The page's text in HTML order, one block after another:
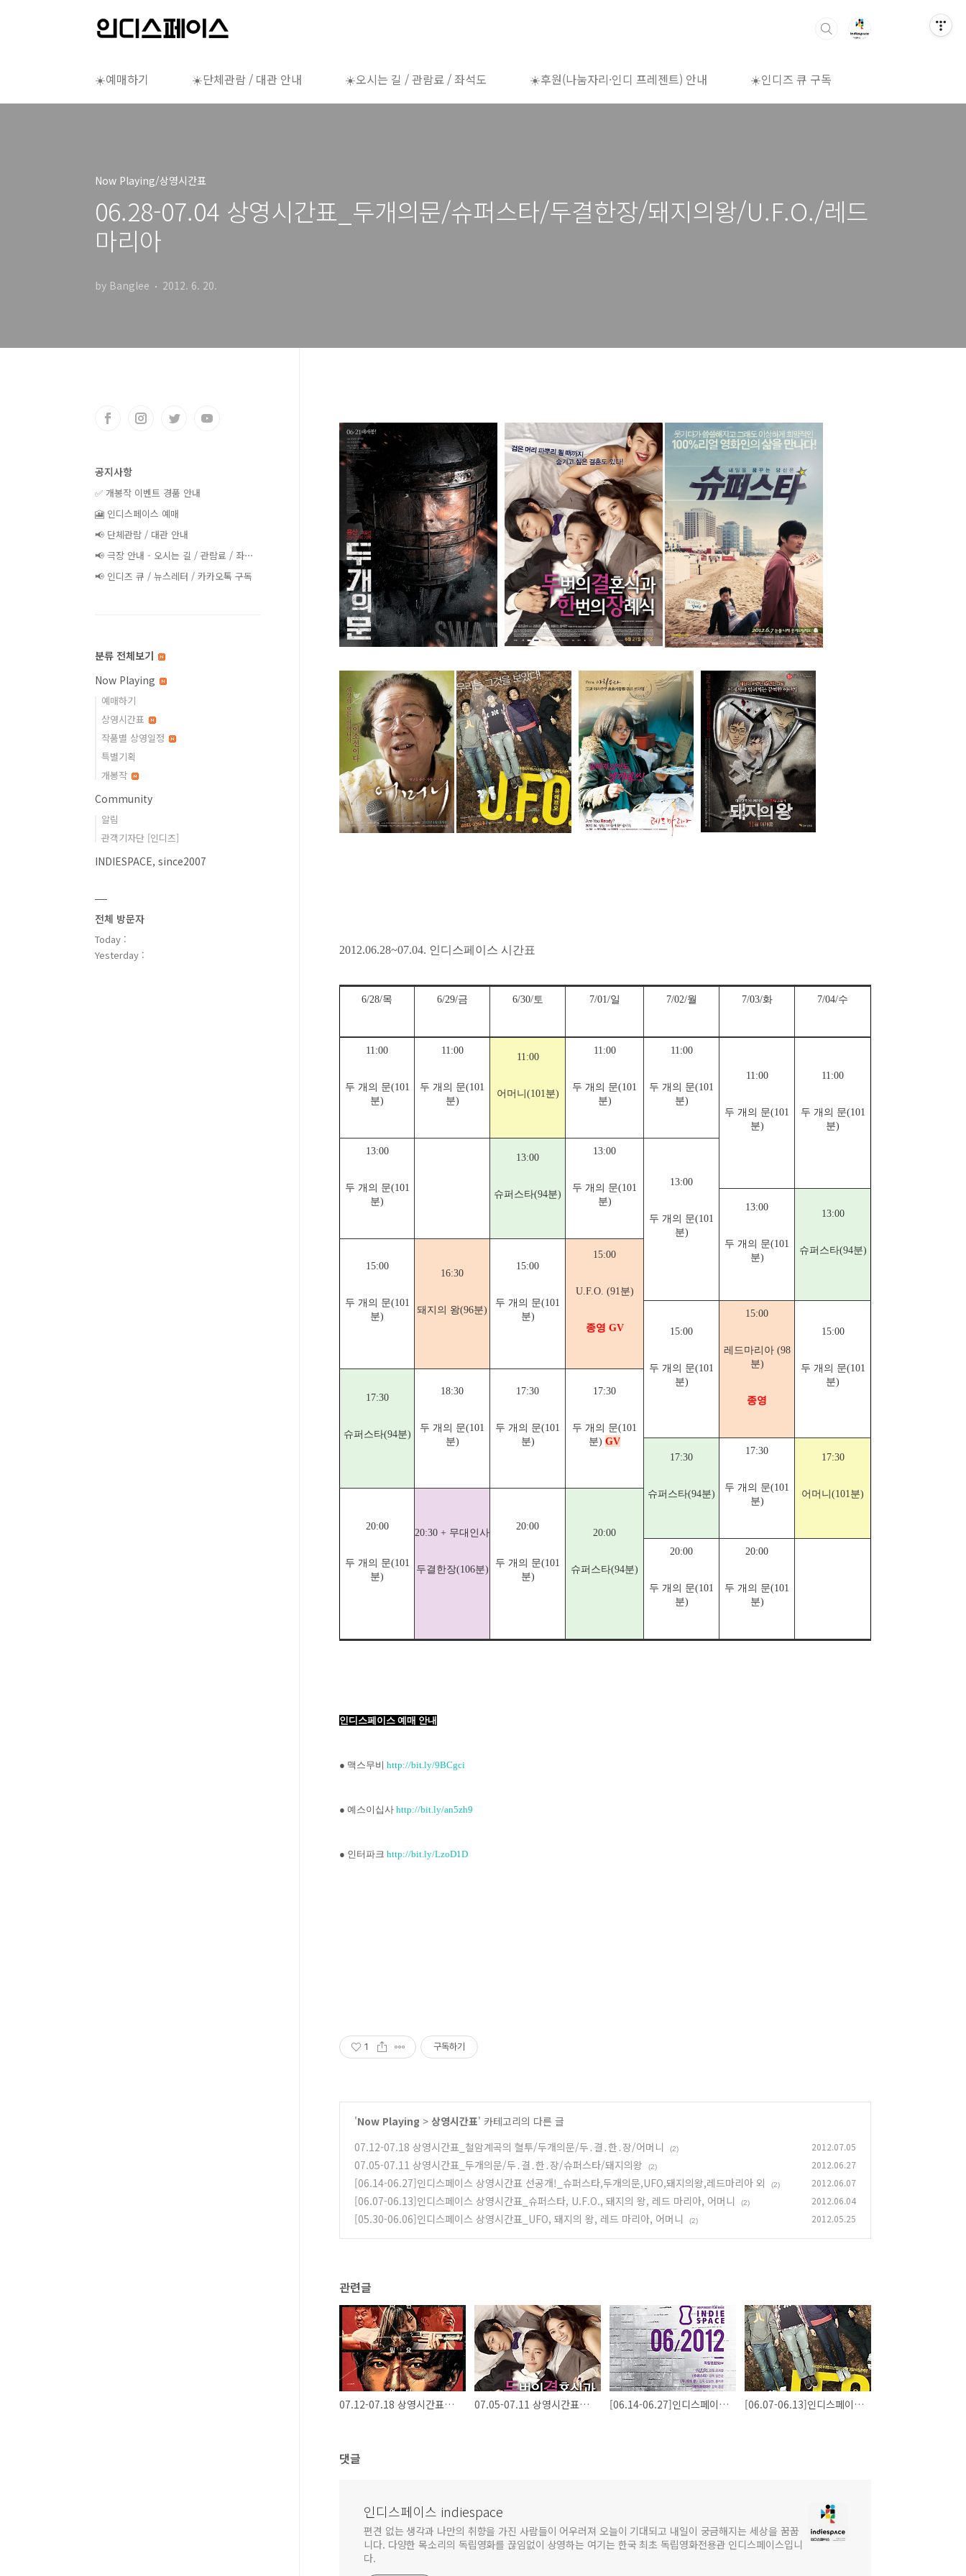
☀️예매하기 ☀️단체관람 / 대관 안내 ☀️오시는 길 / 관람료 / 좌석도 ☀️후원(나눔자리·인디 프레젠트) 안내 ☀️인디즈 큐 구독
Now Playing/상영시간표
06.28-07.04 상영시간표_두개의문/슈퍼스타/두결한장/돼지의왕/U.F.O./레드
마리아
by Banglee 2012. 6. 20.
2012.06.28~07.04. 인디스페이스 시간표
6/28/목 6/29/금 6/30/토 7/01/일 7/02/월 7/03/화 7/04/수
11:00
두 개의 문(101
분)
11:00
두 개의 문(101
분)
11:00
어머니(101분)
11:00
두 개의 문(101
분)
11:00
두 개의 문(101
분)
11:00
두 개의 문(101
분)
11:00
두 개의 문(101
분)
13:00
두 개의 문(101
분)
13:00
슈퍼스타(94분)
13:00
두 개의 문(101
분)
13:00
두 개의 문(101
분)
13:00
두 개의 문(101
분)
13:00
슈퍼스타(94분)
15:00
두 개의 문(101
분)
16:30
돼지의 왕(96분)
15:00
두 개의 문(101
분)
15:00
U.F.O. (91분)
종영 GV 15:00
두 개의 문(101
분)
15:00
레드마리아 (98
분)
종영
15:00
두 개의 문(101
분)
17:30
슈퍼스타(94분)
18:30
두 개의 문(101
분)
17:30
두 개의 문(101
분)
17:30
두 개의 문(101
분) GV
17:30
슈퍼스타(94분)
17:30
두 개의 문(101
분)
17:30
어머니(101분)
20:00
두 개의 문(101
분)
20:30 + 무대인사
두결한장(106분)
20:00
두 개의 문(101
분)
20:00
슈퍼스타(94분)
20:00
두 개의 문(101
분)
20:00
두 개의 문(101
분)
인디스페이스 예매 안내
● 맥스무비 http://bit.ly/9BCgci
● 예스이십사 http://bit.ly/an5zh9
● 인터파크 http://bit.ly/LzoD1D
1 구독하기
'Now Playing > 상영시간표' 카테고리의 다른 글
07.12-07.18 상영시간표_철암계곡의 혈투/두개의문/두․결․한․장/어머니
(2) 2012.07.05
07.05-07.11 상영시간표_두개의문/두․결․한․장/슈퍼스타/돼지의왕 (2) 2012.06.27
[06.14-06.27]인디스페이스 상영시간표 선공개!_슈퍼스타,두개의문,UFO,돼지의왕,레드마리아 외 (2) 2012.06.07
[06.07-06.13]인디스페이스 상영시간표_슈퍼스타, U.F.O., 돼지의 왕, 레드 마리아, 어머니 (2) 2012.06.04
[05.30-06.06]인디스페이스 상영시간표_UFO, 돼지의 왕, 레드 마리아, 어머니 (2) 2012.05.25
관련글
07.12-07.18 상영시간표_철암계곡의 혈투/두개의문/두․결․한․장/어머니 07.05-07.11 상영시간표_두개의문/두․결․한․장/슈퍼스타/돼지의왕 [06.14-06.27]인디스페이스 상영시간표 선공개!_슈퍼스타,두개의문,UFO,돼지의왕,레드마리아 외 [06.07-06.13]인디스페이스 상영시간표_슈퍼스타, U.F.O., 돼지의 왕, 레드 마리아, 어머니
댓글
인디스페이스 indiespace
편견 없는 생각과 나만의 취향을 가진 사람들이 어우러져 오늘이 기대되고 내일이 궁금해지는 세상을 꿈꿉
니다. 다양한 목소리의 독립영화를 끊임없이 상영하는 여기는 한국 최초 독립영화전용관 인디스페이스입니
다.
공지사항
✅ 개봉작 이벤트 경품 안내
🎦 인디스페이스 예매
📢 단체관람 / 대관 안내
📢 극장 안내 - 오시는 길 / 관람료 / 좌⋯
📢 인디즈 큐 / 뉴스레터 / 카카오톡 구독
분류 전체보기
Now Playing
예매하기
상영시간표
작품별 상영일정
특별기획
개봉작
Community
알림
관객기자단 [인디즈]
INDIESPACE, since2007
전체 방문자
Today :
Yesterday :